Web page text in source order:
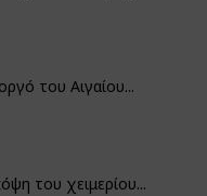
του Αιγαίου...
του χειμερίου...